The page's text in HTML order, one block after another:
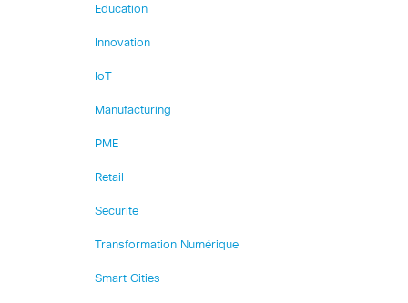
Education
Innovation
IoT
Manufacturing
PME
Retail
Sécurité
Transformation Numérique
Smart Cities